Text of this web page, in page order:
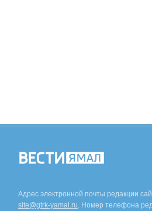
Адрес электронной почты редакции
site@gtrk-yamal.ru. Номер телефона